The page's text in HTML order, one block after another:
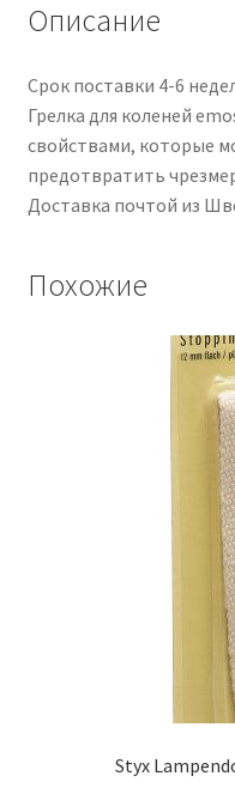
Описание
Срок поставки 4-6
Грелка для коленей
свойствами, которые
предотвратить
Доставка почтой из
Похожие
Styx